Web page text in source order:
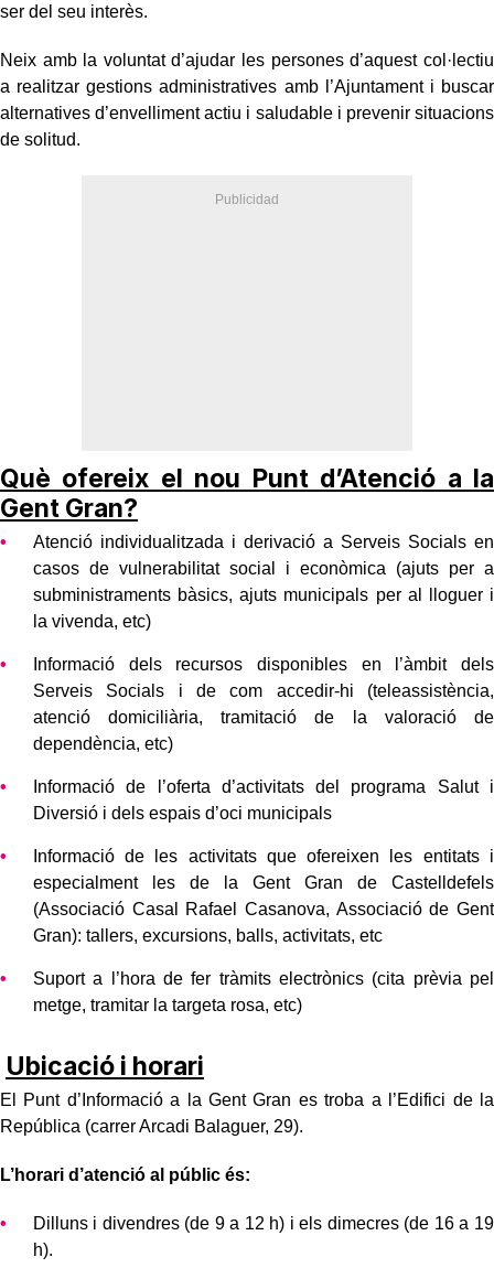
ser del seu interès.
Neix amb la voluntat d’ajudar les persones d’aquest col·lectiu
a realitzar gestions administratives amb l’Ajuntament i buscar
alternatives d’envelliment actiu i saludable i prevenir situacions
de solitud.
Què ofereix el nou Punt d’Atenció a la
Gent Gran?
Atenció individualitzada i derivació a Serveis Socials en
casos de vulnerabilitat social i econòmica (ajuts per a
subministraments bàsics, ajuts municipals per al lloguer i
la vivenda, etc)
Informació dels recursos disponibles en l’àmbit dels
Serveis Socials i de com accedir-hi (teleassistència,
atenció domiciliària, tramitació de la valoració de
dependència, etc)
Informació de l’oferta d’activitats del programa Salut i
Diversió i dels espais d’oci municipals
Informació de les activitats que ofereixen les entitats i
especialment les de la Gent Gran de Castelldefels
(Associació Casal Rafael Casanova, Associació de Gent
Gran): tallers, excursions, balls, activitats, etc
Suport a l’hora de fer tràmits electrònics (cita prèvia pel
metge, tramitar la targeta rosa, etc)
Ubicació i horari
El Punt d’Informació a la Gent Gran es troba a l’Edifici de la
República (carrer Arcadi Balaguer, 29).
L’horari d’atenció al públic és:
Dilluns i divendres (de 9 a 12 h) i els dimecres (de 16 a 19
h).